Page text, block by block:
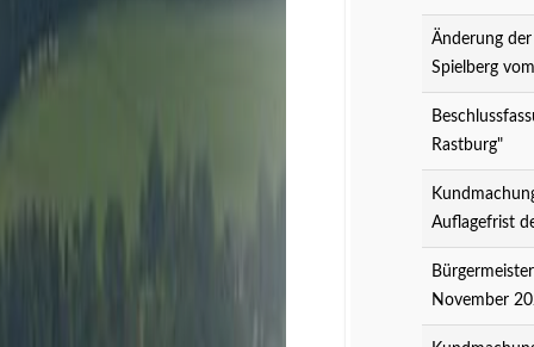
Änderung
Spielberg
Rastburg"
Auflagefrist
November